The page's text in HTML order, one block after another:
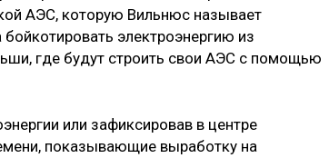
АЭС, которую Вильнюс называет
электроэнергию из
где будут строить свои АЭС с помощью
или зафиксировав в центре
показывающие выработку на